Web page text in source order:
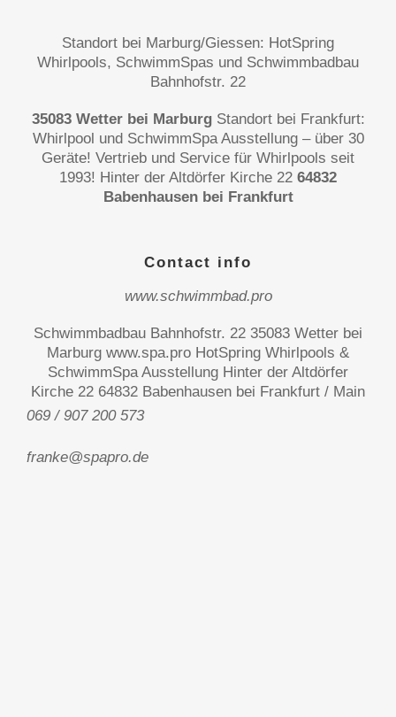
Standort bei Marburg/Giessen: HotSpring
Whirlpools, SchwimmSpas und Schwimmbadbau
Bahnhofstr. 22
35083 Wetter bei Marburg Standort bei Frankfurt:
Whirlpool und SchwimmSpa Ausstellung – über 30
Geräte! Vertrieb und Service für Whirlpools seit
1993! Hinter der Altdörfer Kirche 22 64832
Babenhausen bei Frankfurt
Contact info
www.schwimmbad.pro
Schwimmbadbau Bahnhofstr. 22 35083 Wetter bei
Marburg www.spa.pro HotSpring Whirlpools &
SchwimmSpa Ausstellung Hinter der Altdörfer
Kirche 22 64832 Babenhausen bei Frankfurt / Main
069 / 907 200 573
franke@spapro.de